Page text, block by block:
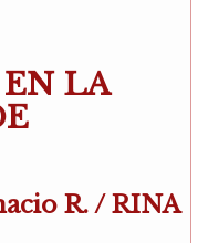
LA
R. / RINA